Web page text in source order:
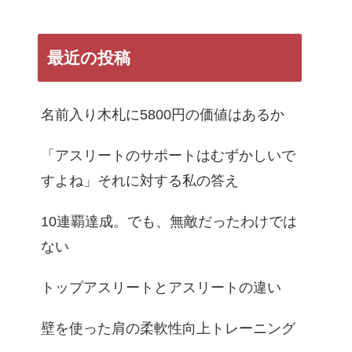
最近の投稿
名前入り木札に5800円の価値はあるか
「アスリートのサポートはむずかしいで
すよね」それに対する私の答え
10連覇達成。でも、無敵だったわけでは
ない
トップアスリートとアスリートの違い
壁を使った肩の柔軟性向上トレーニング